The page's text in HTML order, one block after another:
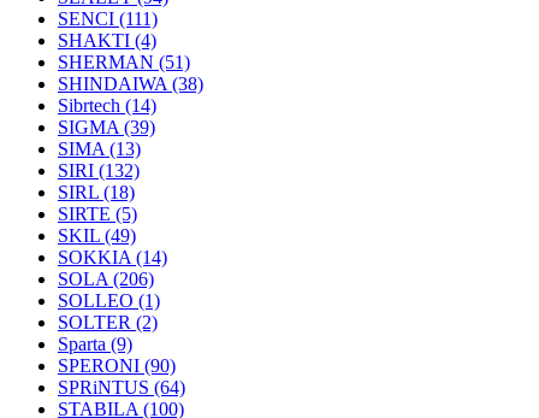
SENCI (111)
SHAKTI (4)
SHERMAN (51)
SHINDAIWA (38)
Sibrtech (14)
SIGMA (39)
SIMA (13)
SIRI (132)
SIRL (18)
SIRTE (5)
SKIL (49)
SOKKIA (14)
SOLA (206)
SOLLEO (1)
SOLTER (2)
Sparta (9)
SPERONI (90)
SPRiNTUS (64)
STABILA (100)